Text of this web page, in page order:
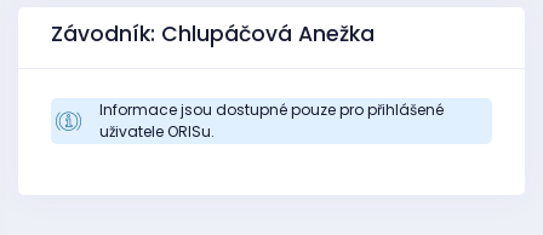
Závodník: Chlupáčová Anežka
Informace jsou dostupné pouze pro přihlášené
uživatele ORISu.